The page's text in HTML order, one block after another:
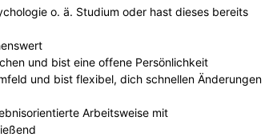
o. ä. Studium oder hast dieses bereits
und bist eine offene Persönlichkeit
und bist flexibel, dich schnellen Änderungen
Arbeitsweise mit